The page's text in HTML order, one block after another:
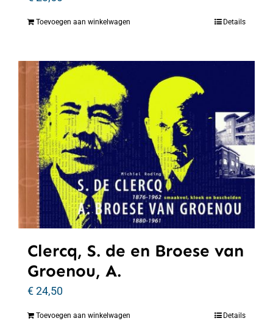
Toevoegen aan winkelwagen Details
Clercq, S. de en Broese van
Groenou, A.
€24,50
Toevoegen aan winkelwagen Details